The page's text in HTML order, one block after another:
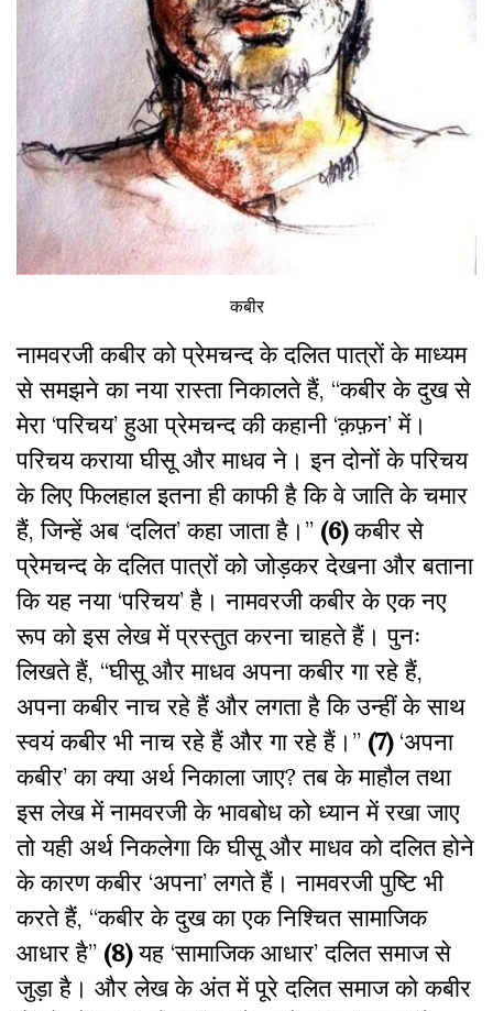
कबीर
नामवरजी कबीर को प्रेमचन्द के दलित पात्रों के माध्यम
से समझने का नया रास्ता निकालते हैं, ‘‘कबीर के दुख से
मेरा ‘परिचय’ हुआ प्रेमचन्द की कहानी ‘क़फ़न’ में।
परिचय कराया घीसू और माधव ने। इन दोनों के परिचय
के लिए फिलहाल इतना ही काफी है कि वे जाति के चमार
हैं, जिन्हें अब ‘दलित’ कहा जाता है।’’ (6)कबीर से
प्रेमचन्द के दलित पात्रों को जोड़कर देखना और बताना
कि यह नया ‘परिचय’ है। नामवरजी कबीर के एक नए
रूप को इस लेख में प्रस्तुत करना चाहते हैं। पुनः
लिखते हैं, ‘‘घीसू और माधव अपना कबीर गा रहे हैं,
अपना कबीर नाच रहे हैं और लगता है कि उन्हीं के साथ
स्वयं कबीर भी नाच रहे हैं और गा रहे हैं।’’ (7)‘अपना
कबीर’ का क्या अर्थ निकाला जाए? तब के माहौल तथा
इस लेख में नामवरजी के भावबोध को ध्यान में रखा जाए
तो यही अर्थ निकलेगा कि घीसू और माधव को दलित होने
के कारण कबीर ‘अपना’ लगते हैं। नामवरजी पुष्टि भी
करते हैं, ‘‘कबीर के दुख का एक निश्चित सामाजिक
आधार है’’ (8)यह ‘सामाजिक आधार’ दलित समाज से
जुड़ा है। और लेख के अंत में पूरे दलित समाज को कबीर